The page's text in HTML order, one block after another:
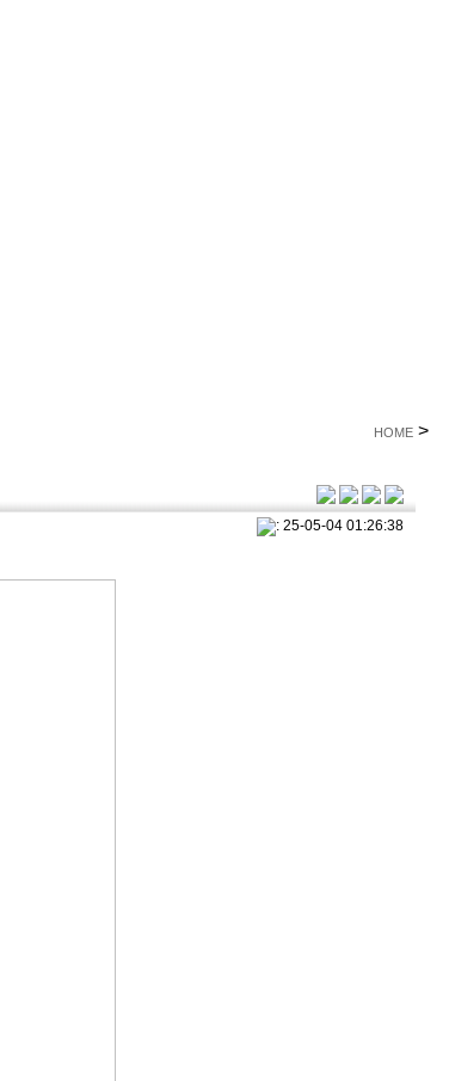
HOME >
: 25-05-04 01:26:38